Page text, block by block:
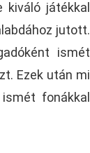
kiváló játékkal
jutott.
ismét
Ezek után mi
fonákkal